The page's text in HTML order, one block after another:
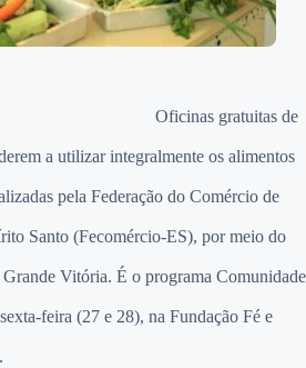
Oficinas gratuitas de
a utilizar integralmente os alimentos
pela Federação do Comércio de
Santo (Fecomércio-ES), por meio do
Grande Vitória. É o programa Comunidade
feira (27 e 28), na Fundação Fé e